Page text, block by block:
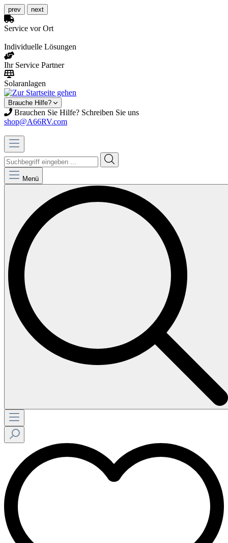
prev next
Service vor Ort
Individuelle Lösungen
Ihr Service Partner
Solaranlagen
Brauche Hilfe?
Brauchen Sie Hilfe? Schreiben Sie uns
shop@A66RV.com
Menü